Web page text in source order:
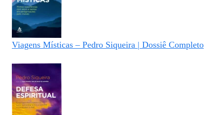
Viagens Místicas – Pedro Siqueira | Dossiê Completo